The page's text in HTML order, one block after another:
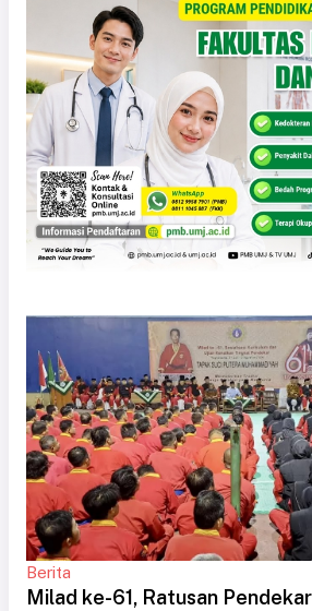
Berita
Milad ke-61, Ratusan